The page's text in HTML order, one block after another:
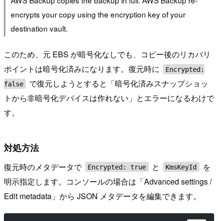
encrypts your copy using the encryption key of your
destination vault.
このため、元 EBS が暗号化なしでも、コピー後のリカバリ
ポイントは暗号化済みになります。復元時に
Encrypted:
false
で復元しようとすると「暗号化済みスナップショッ
トから非暗号化デバイスは作れない」とエラーになるわけで
す。
対処方法
復元時のメタデータで Encrypted: true と KmsKeyId
を
明示指定します。コンソールの場合は「Advanced settings /
Edit metadata」から JSON メタデータを編集できます。